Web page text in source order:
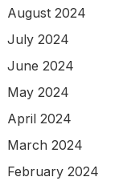
August 2024
July 2024
June 2024
May 2024
April 2024
March 2024
February 2024